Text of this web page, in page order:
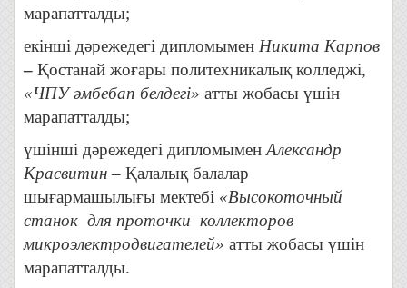
марапатталды;
екінші дәрежедегі дипломымен Никита Карпов
– Қостанай жоғары политехникалық колледжі,
«ЧПУ әмбебап белдегі» атты жобасы үшін
марапатталды;
үшінші дәрежедегі дипломымен Александр
Красвитин– Қалалық балалар
шығармашылығы мектебі «Высокоточный
станок для проточки коллекторов
микроэлектродвигателей» атты жобасы үшін
марапатталды.